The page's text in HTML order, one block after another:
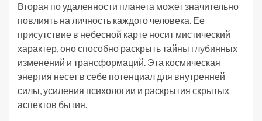
Вторая по удаленности планета может значительно
повлиять на личность каждого человека. Ее
присутствие в небесной карте носит мистический
характер, оно способно раскрыть тайны глубинных
изменений и трансформаций. Эта космическая
энергия несет в себе потенциал для внутренней
силы, усиления психологии и раскрытия скрытых
аспектов бытия.